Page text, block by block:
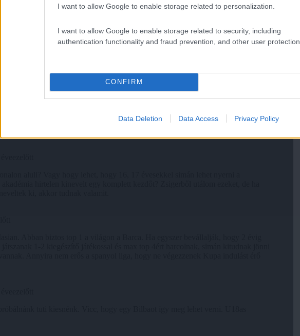
I want to allow Google to enable storage related to personalization.
I want to allow Google to enable storage related to security, including
authentication functionality and fraud prevention, and other user protection.
CONFIRM
Data Deletion Data Access Privacy Policy